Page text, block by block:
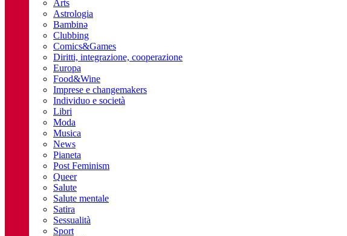
Arts
Astrologia
Bambinə
Clubbing
Comics&Games
Diritti, integrazione, cooperazione
Europa
Food&Wine
Imprese e changemakers
Individuo e società
Libri
Moda
Musica
News
Pianeta
Post Feminism
Queer
Salute
Salute mentale
Satira
Sessualità
Sport